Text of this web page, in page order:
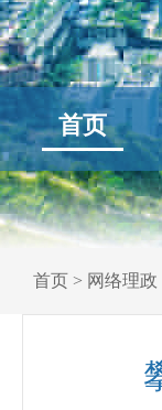
首页
首页 > 网络理政